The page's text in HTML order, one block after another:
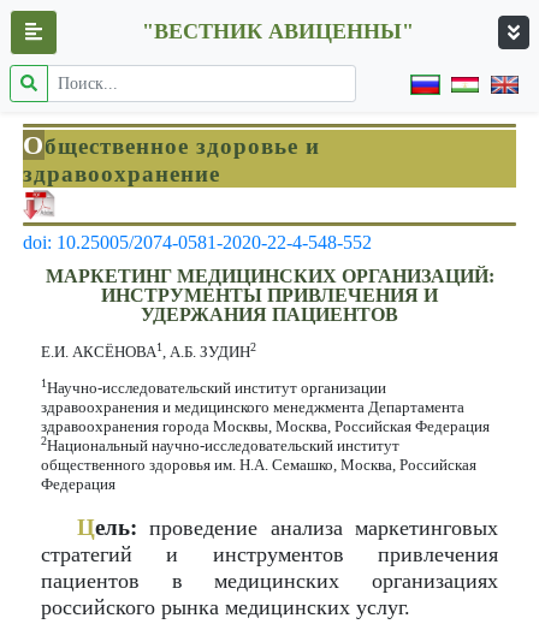
"ВЕСТНИК АВИЦЕННЫ"
Общественное здоровье и
здравоохранение
doi: 10.25005/2074-0581-2020-22-4-548-552
МАРКЕТИНГ МЕДИЦИНСКИХ ОРГАНИЗАЦИЙ:
ИНСТРУМЕНТЫ ПРИВЛЕЧЕНИЯ И
УДЕРЖАНИЯ ПАЦИЕНТОВ
Е.И. АКСЁНОВА1, А.Б. ЗУДИН2
1Научно-исследовательский институт организации
здравоохранения и медицинского менеджмента Департамента
здравоохранения города Москвы, Москва, Российская Федерация
2Национальный научно-исследовательский институт
общественного здоровья им. Н.А. Семашко, Москва, Российская
Федерация
Цель: проведение анализа маркетинговых
стратегий и инструментов привлечения
пациентов в медицинских организациях
российского рынка медицинских услуг.